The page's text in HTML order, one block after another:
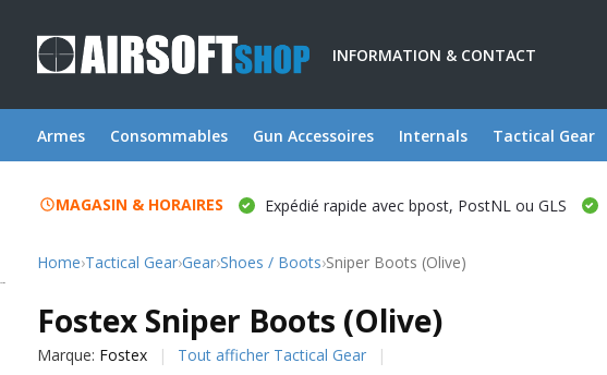
INFORMATION & CONTACT
Armes Consommables Gun Accessoires Internals Tactical Gear
MAGASIN & HORAIRES Expédié rapide avec bpost, PostNL ou GLS
Home›Tactical Gear›Gear›Shoes / Boots›Sniper Boots (Olive)
Fostex Sniper Boots (Olive)
Marque: Fostex Tout afficher Tactical Gear